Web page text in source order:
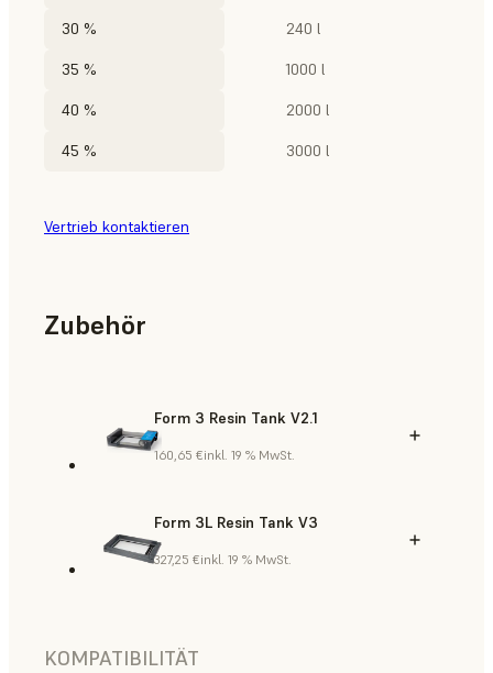
30 % 240 l
35 % 1000 l
40 % 2000 l
45 % 3000 l
Vertrieb kontaktieren
Zubehör
Form 3 Resin Tank V2.1
160,65 €inkl. 19 % MwSt.
Form 3L Resin Tank V3
327,25 €inkl. 19 % MwSt.
KOMPATIBILITÄT